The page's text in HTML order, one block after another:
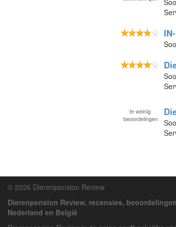
te weinig
beoordelingen
© 2026 Dierenpension Review
Dierenpension Review, recensies,
Nederland en België